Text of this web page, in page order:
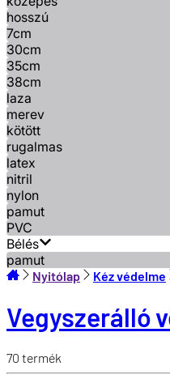
hosszú
7cm
30cm
35cm
38cm
laza
merev
kötött
rugalmas
latex
nitril
nylon
pamut
PVC
Bélés
pamut
Nyitólap Kéz védelme
Vegyszerálló
70 termék